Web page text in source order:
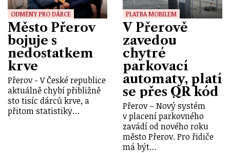
ODMĚNY PRO DÁRCE
Město Přerov
bojuje s
nedostatkem
krve
Přerov - V České republice
aktuálně chybí přibližně
sto tisíc dárců krve, a
přitom statistiky…
PLATBA MOBILEM
V Přerově
zavedou
chytré
parkovací
automaty, platí
se přes QR kód
Přerov – Nový systém
v placení parkovného
zavádí od nového roku
město Přerov. Pro řidiče
má být…